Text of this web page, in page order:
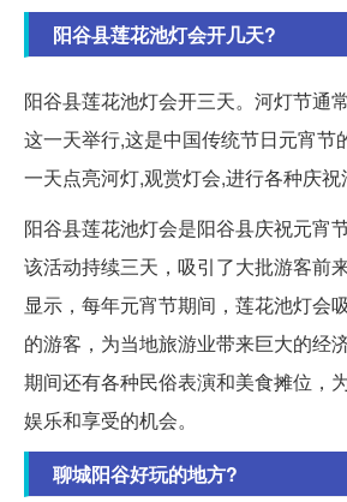
阳谷县莲花池灯会开几天?
阳谷县莲花池灯会开三天。河灯节通
这一天举行,这是中国传统节日元宵节
一天点亮河灯,观赏灯会,进行各种庆祝
阳谷县莲花池灯会是阳谷县庆祝元宵
该活动持续三天，吸引了大批游客前
显示，每年元宵节期间，莲花池灯会
的游客，为当地旅游业带来巨大的经
期间还有各种民俗表演和美食摊位，
娱乐和享受的机会。
聊城阳谷好玩的地方?